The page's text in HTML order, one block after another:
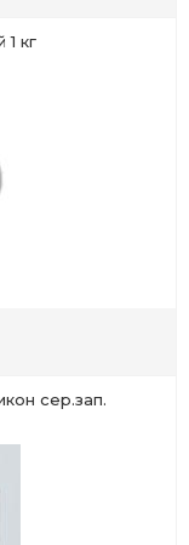
кг
сер.зап.